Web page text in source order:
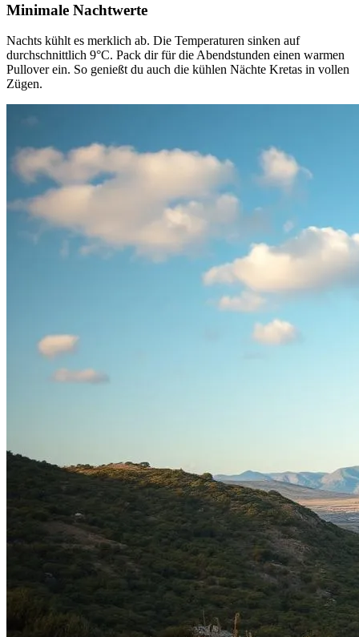
Minimale Nachtwerte
Nachts kühlt es merklich ab. Die Temperaturen sinken auf
durchschnittlich 9°C. Pack dir für die Abendstunden einen warmen
Pullover ein. So genießt du auch die kühlen Nächte Kretas in vollen
Zügen.